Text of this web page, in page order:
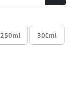
250ml 300ml